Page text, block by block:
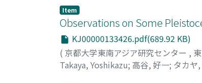
Item
Observations on Some
KJ00000133426.pdf(689.92 KB)
( 京都大学東南アジア研究センター ,
Takaya, Yoshikazu; 高谷, 好一; タカヤ